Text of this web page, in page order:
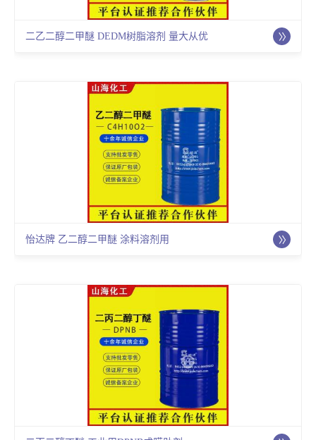
二乙二醇二甲醚 DEDM树脂溶剂 量大从优
怡达牌 乙二醇二甲醚 涂料溶剂用